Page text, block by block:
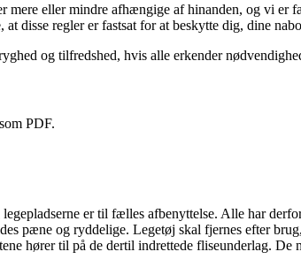
mere eller mindre afhængige af hinanden, og vi er
at disse regler er fastsat for at beskytte dig, dine
og tilfredshed, hvis alle erkender
PDF.
er til fælles afbenyttelse. Alle har
pæne og ryddelige. Legetøj skal fjernes efter
hører til på de dertil indrettede fliseunderlag. De